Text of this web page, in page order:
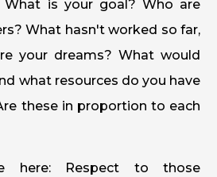
What is your goal? Who are
What hasn't worked so far,
your dreams? What would
what resources do you have
these in proportion to each
here: Respect to those